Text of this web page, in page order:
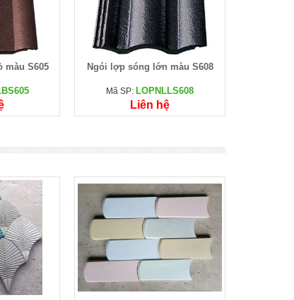
màu S605 Ngói lợp sóng lớn màu S608
Mã SP: LOPNLLS608
Liên hệ